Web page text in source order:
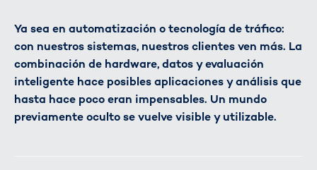
Ya sea en automatización o tecnología de tráfico:
con nuestros sistemas, nuestros clientes ven más. La
combinación de hardware, datos y evaluación
inteligente hace posibles aplicaciones y análisis que
hasta hace poco eran impensables. Un mundo
previamente oculto se vuelve visible y utilizable.